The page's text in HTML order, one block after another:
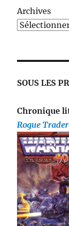
Archives
SOUS LES
Chronique
Rogue Trader